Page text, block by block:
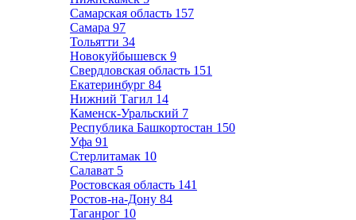
Самарская область 157
Самара 97
Тольятти 34
Новокуйбышевск 9
Свердловская область 151
Екатеринбург 84
Нижний Тагил 14
Каменск-Уральский 7
Республика Башкортостан 150
Уфа 91
Стерлитамак 10
Салават 5
Ростовская область 141
Ростов-на-Дону 84
Таганрог 10